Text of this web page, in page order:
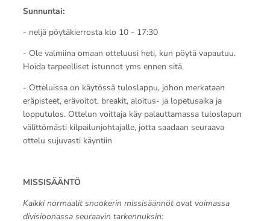
Sunnuntai:
- neljä pöytäkierrosta klo 10 - 17:30
- Ole valmiina omaan otteluusi heti, kun pöytä vapautuu.
Hoida tarpeelliset istunnot yms ennen sitä.
- Otteluissa on käytössä tuloslappu, johon merkataan
eräpisteet, erävoitot, breakit, aloitus- ja lopetusaika ja
lopputulos. Ottelun voittaja käy palauttamassa tuloslapun
välittömästi kilpailunjohtajalle, jotta saadaan seuraava
ottelu sujuvasti käyntiin
MISSISÄÄNTÖ
Kaikki normaalit snookerin missisäännöt ovat voimassa
divisioonassa seuraavin tarkennuksin: